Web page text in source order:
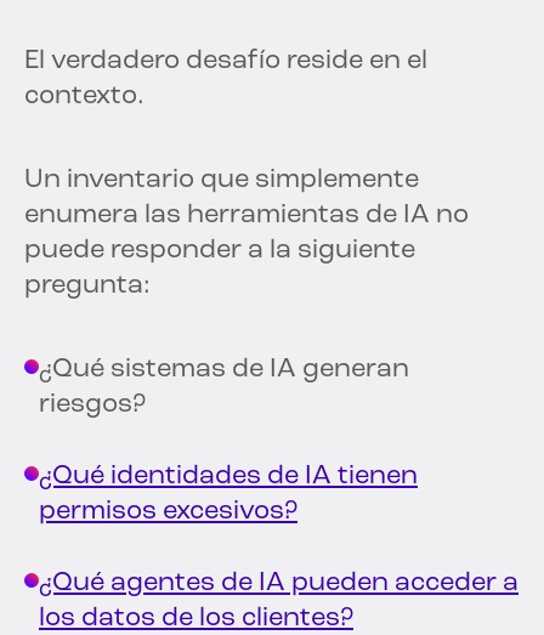
El verdadero desafío reside en el
contexto.
Un inventario que simplemente
enumera las herramientas de IA no
puede responder a la siguiente
pregunta:
¿Qué sistemas de IA generan
riesgos?
¿Qué identidades de IA tienen
permisos excesivos?
¿Qué agentes de IA pueden acceder a
los datos de los clientes?